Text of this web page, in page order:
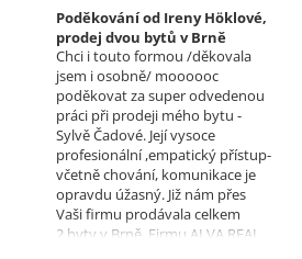
informace a děkuji za vaše úsilí.
Zatím se mějte moc a moc hezky.
S pozdravem Pavel Míšek
Poděkování od Ireny Höklové,
prodej dvou bytů v Brně
Realizoval makléř: Sylva
Čadová
Chci i touto formou /děkovala
jsem i osobně/ moooooc
poděkovat za super odvedenou
práci při prodeji mého bytu -
Sylvě Čadové. Její vysoce
profesionální ,empatický přístup-
včetně chování, komunikace je
opravdu úžasný. Již nám přes
Vaši firmu prodávala celkem
2.byty v Brně. Firmu ALVA REAL